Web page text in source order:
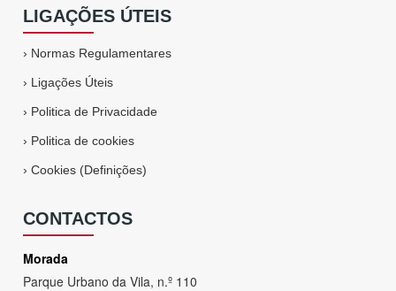
LIGAÇÕES ÚTEIS
› Normas Regulamentares
› Ligações Úteis
› Politica de Privacidade
› Politica de cookies
›Cookies (Definições)
CONTACTOS
Morada
Parque Urbano da Vila, n.º 110